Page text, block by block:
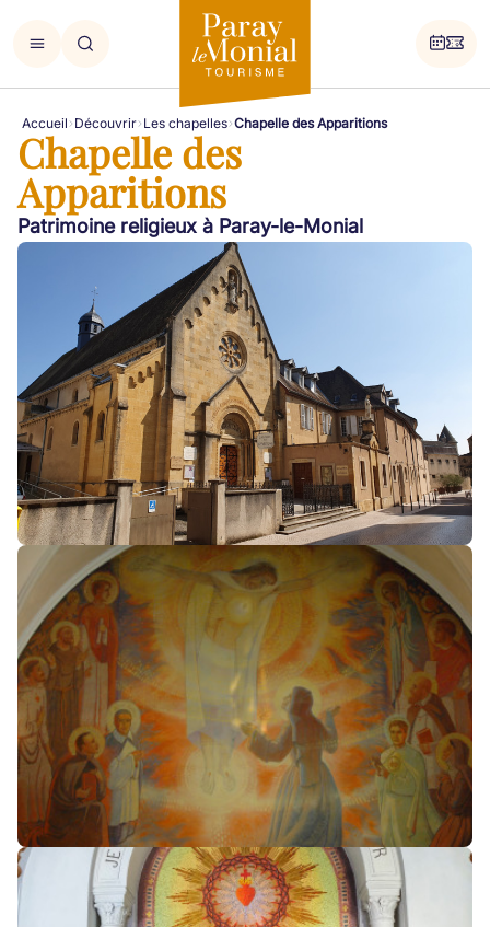
Accueil Découvrir Les chapelles Chapelle des Apparitions
Chapelle des
Apparitions
Patrimoine religieux à Paray-le-Monial